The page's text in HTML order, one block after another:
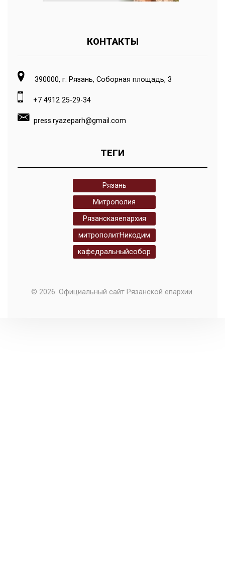
КОНТАКТЫ
390000, г. Рязань, Соборная площадь, 3
+7 4912 25-29-34
press.ryazeparh@gmail.com
ТЕГИ
Рязань
Митрополия
Рязанскаяепархия
митрополитНикодим
кафедральныйсобор
© 2026. Официальный сайт Рязанской епархии.